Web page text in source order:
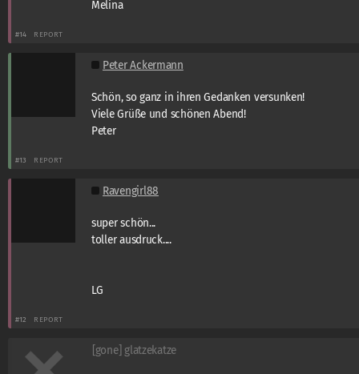
Melina
#14 REPORT
Peter Ackermann
Schön, so ganz in ihren Gedanken versunken!
Viele Grüße und schönen Abend!
Peter
#13 REPORT
Ravengirl88
super schön...
toller ausdruck....
LG
#12 REPORT
[gone] glatzekatze